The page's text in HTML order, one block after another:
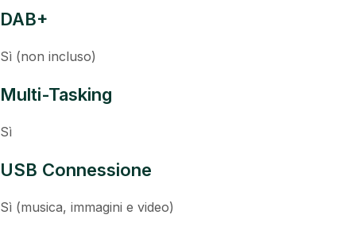
DAB+
Sì (non incluso)
Multi-Tasking
Sì
USB Connessione
Sì (musica, immagini e video)